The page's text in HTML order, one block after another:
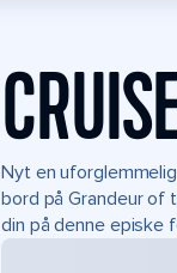
Nyt en
bord på Grandeur of
din på denne episke